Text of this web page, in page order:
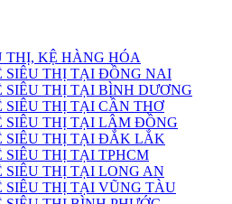
THỊ, KỆ HÀNG HÓA
SIÊU THỊ TẠI ĐỒNG NAI
SIÊU THỊ TẠI BÌNH DƯƠNG
SIÊU THỊ TẠI CẦN THƠ
SIÊU THỊ TẠI LÂM ĐỒNG
SIÊU THỊ TẠI ĐẮK LẮK
SIÊU THỊ TẠI TPHCM
SIÊU THỊ TẠI LONG AN
SIÊU THỊ TẠI VŨNG TÀU